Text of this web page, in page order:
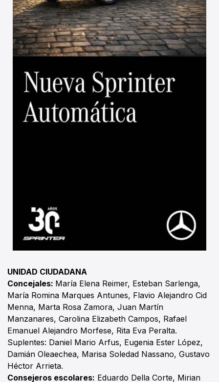
UNIDAD CIUDADANA
Concejales: María Elena Reimer, Esteban Sarlenga,
María Romina Marques Antunes, Flavio Alejandro Cid
Menna, Marta Rosa Zamora, Juan Martín
Manzanares, Carolina Elizabeth Campos, Rafael
Emanuel Alejandro Morfese, Rita Eva Peralta.
Suplentes: Daniel Mario Arfus, Eugenia Ester López,
Damián Oleaechea, Marisa Soledad Nassano, Gustavo
Héctor Arrieta.
Consejeros escolares: Eduardo Della Corte, Mirian